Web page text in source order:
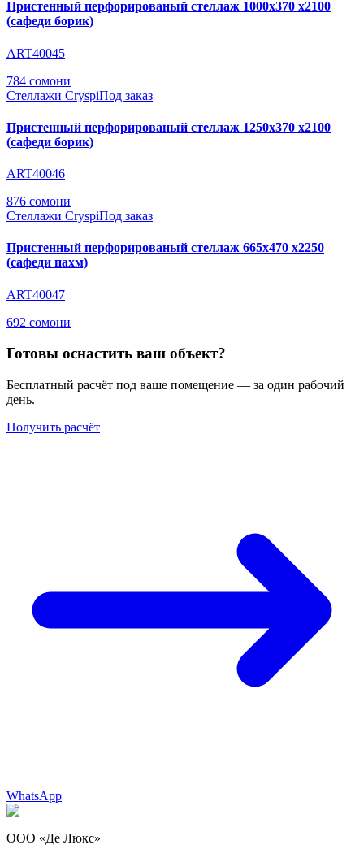
Пристенный перфорированый стеллаж 1000х370 х2100
(сафеди борик)
ART40045
784 сомони
Стеллажи CryspiПод заказ
Пристенный перфорированый стеллаж 1250х370 х2100
(сафеди борик)
ART40046
876 сомони
Стеллажи CryspiПод заказ
Пристенный перфорированый стеллаж 665х470 х2250
(сафеди пахм)
ART40047
692 сомони
Готовы оснастить ваш объект?
Бесплатный расчёт под ваше помещение — за один рабочий
день.
Получить расчёт
WhatsApp
ООО «Де Люкс»